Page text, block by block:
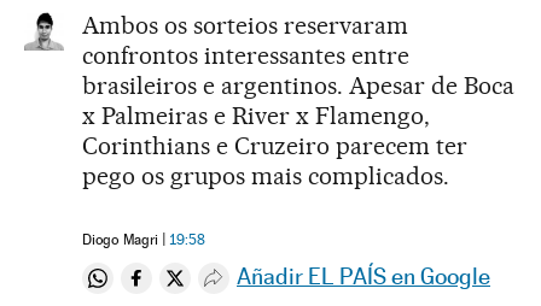
Ambos os sorteios reservaram
confrontos interessantes entre
brasileiros e argentinos. Apesar de Boca
x Palmeiras e River x Flamengo,
Corinthians e Cruzeiro parecem ter
pego os grupos mais complicados.
Diogo Magri 19:58
Compartir en Whatsapp
Compartir en Facebook
Compartir en Twitter
Desplegar Redes Sociales
Añadir EL PAÍS en Google